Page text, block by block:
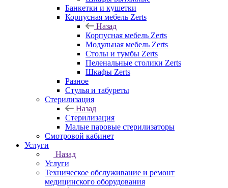
Банкетки и кушетки
Корпусная мебель Zerts
Назад
Корпусная мебель Zerts
Модульная мебель Zerts
Столы и тумбы Zerts
Пеленальные столики Zerts
Шкафы Zerts
Разное
Стулья и табуреты
Стерилизация
Назад
Стерилизация
Малые паровые стерилизаторы
Смотровой кабинет
Услуги
Назад
Услуги
Техническое обслуживание и ремонт
медицинского оборудования